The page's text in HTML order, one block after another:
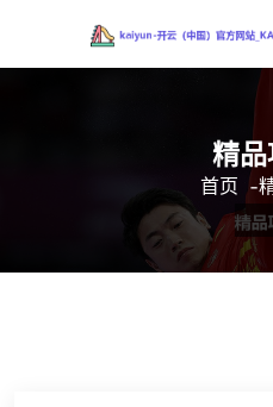
精品
首页 -